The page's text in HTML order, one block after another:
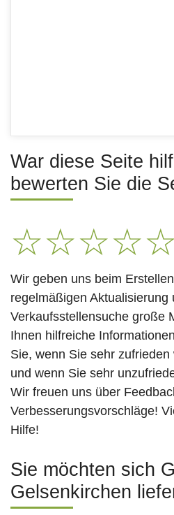
War diese Seite
bewerten Sie die
☆☆☆☆☆
Wir geben uns beim
regelmäßigen Aktualisierung
Verkaufsstellensuche große
Ihnen hilfreiche
Sie, wenn Sie sehr
und wenn Sie sehr
Wir freuen uns über
Verbesserungsvorschläge!
Hilfe!
Sie möchten sich
Gelsenkirchen